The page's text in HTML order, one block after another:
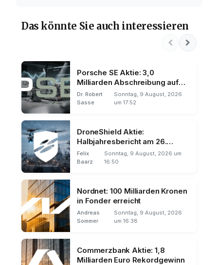
Das könnte Sie auch interessieren
Porsche SE Aktie: 3,0
Milliarden Abschreibung auf
VW
Dr. Robert
Sasse
Sonntag, 9 August, 2026
um 17:52
DroneShield Aktie:
Halbjahresbericht am 26.
August
Felix
Baarz
Sonntag, 9 August, 2026 um
16:50
Nordnet: 100 Milliarden Kronen
in Fonder erreicht
Andreas
Sommer
Sonntag, 9 August, 2026
um 16:38
Commerzbank Aktie: 1,8
Milliarden Euro Rekordgewinn